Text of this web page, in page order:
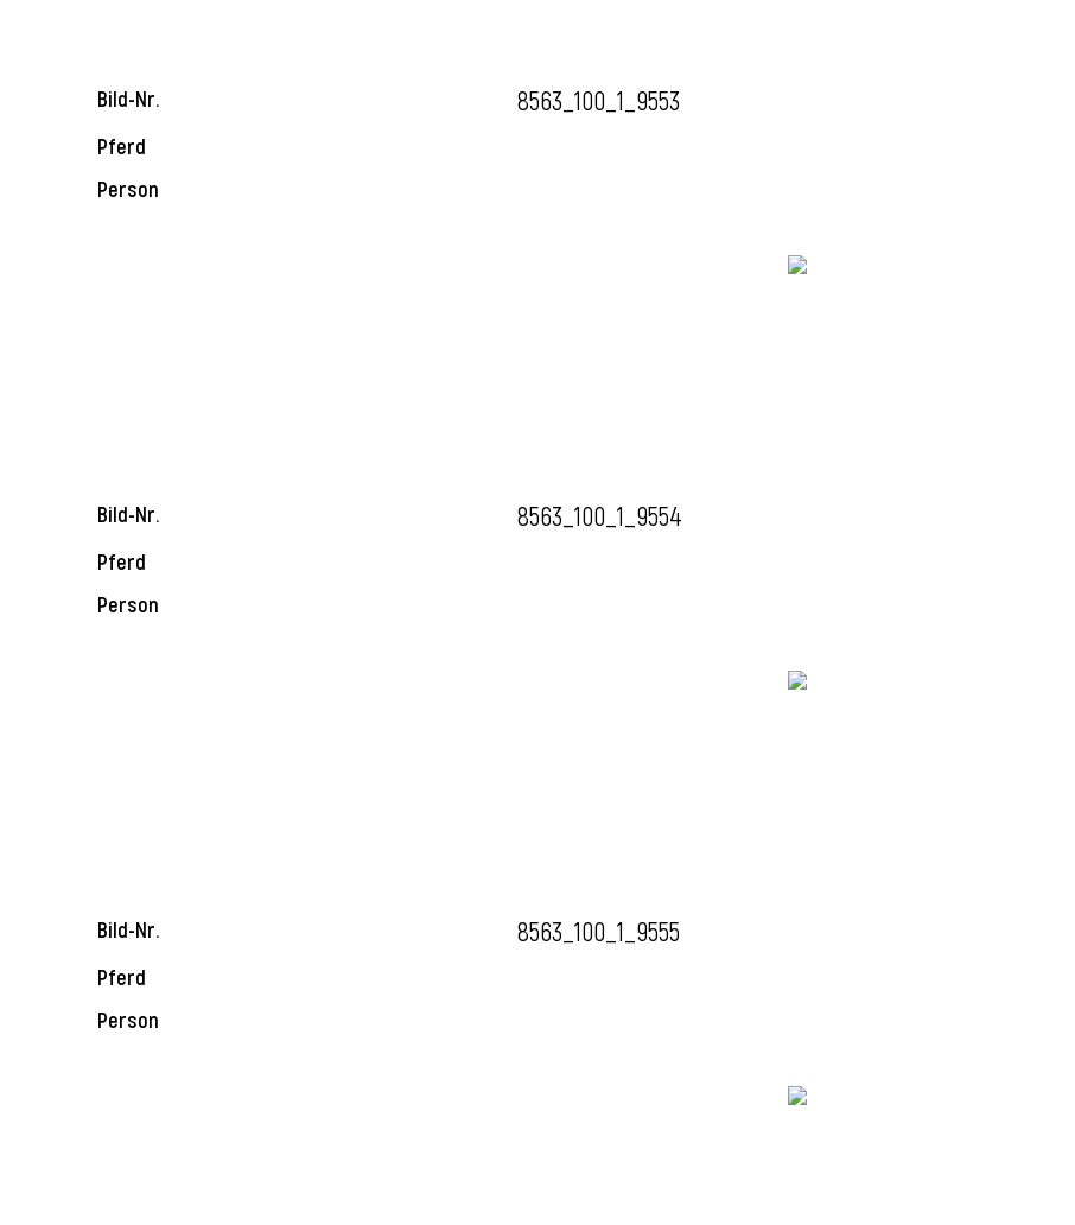
Bild-Nr. 8563_100_1_9553
Pferd
Person
Bild-Nr. 8563_100_1_9554
Pferd
Person
Bild-Nr. 8563_100_1_9555
Pferd
Person